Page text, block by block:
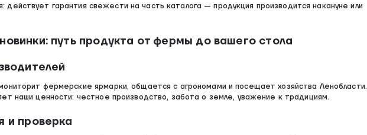
гарантия свежести на часть каталога — продукция производится накануне или
путь продукта от фермы до вашего стола
фермерские ярмарки, общается с агрономами и посещает хозяйства Ленобласти.
наши ценности: честное производство, забота о земле, уважение к традициям.
и проверка